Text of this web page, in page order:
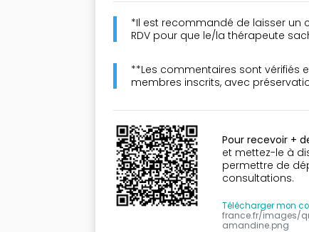
*Il est recommandé de laisser un
RDV pour que le/la thérapeute
**Les commentaires sont vérifiés
membres inscrits, avec
Pour recevoir +
et mettez-le à
permettre de
consultations.
Télécharger mon
france.fr/images/
amandine.png